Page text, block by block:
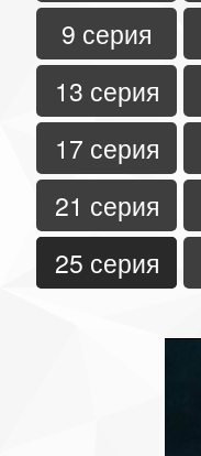
9 серия
13 серия
17 серия
21 серия
25 серия